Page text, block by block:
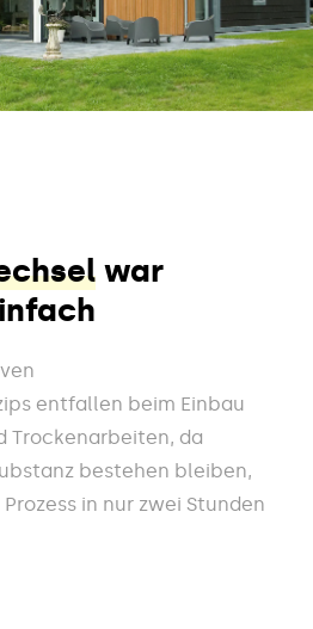
war
entfallen beim Einbau
Trockenarbeiten, da
bestehen bleiben,
in nur zwei Stunden